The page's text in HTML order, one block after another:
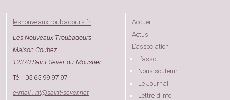
lesnouveauxtroubadours.fr
Les Nouveaux Troubadours
Maison Coubez
12370 Saint-Sever-du-Moustier
Tél : 05 65 99 97 97
e-mail : nt@saint-sever.net
Accueil
Actus
L’association
L’asso
Nous soutenir
Le Journal
Lettre d’info